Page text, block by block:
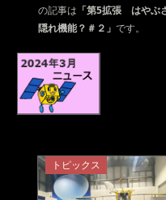
の記事は 「第5拡張 はやぶ
隠れ機能？＃２」 です。
トピックス